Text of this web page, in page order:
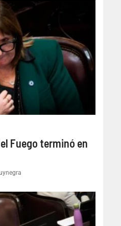
Fuego terminó en